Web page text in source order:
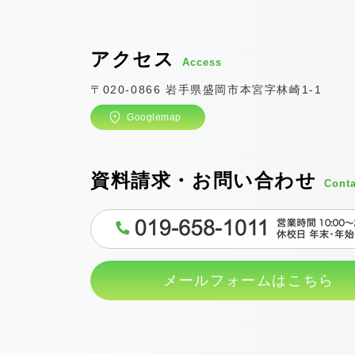
アクセス Access
〒020-0866 岩手県盛岡市本宮字林崎1-1
Googlemap
資料請求・お問い合わせ
メールフォームはこちら